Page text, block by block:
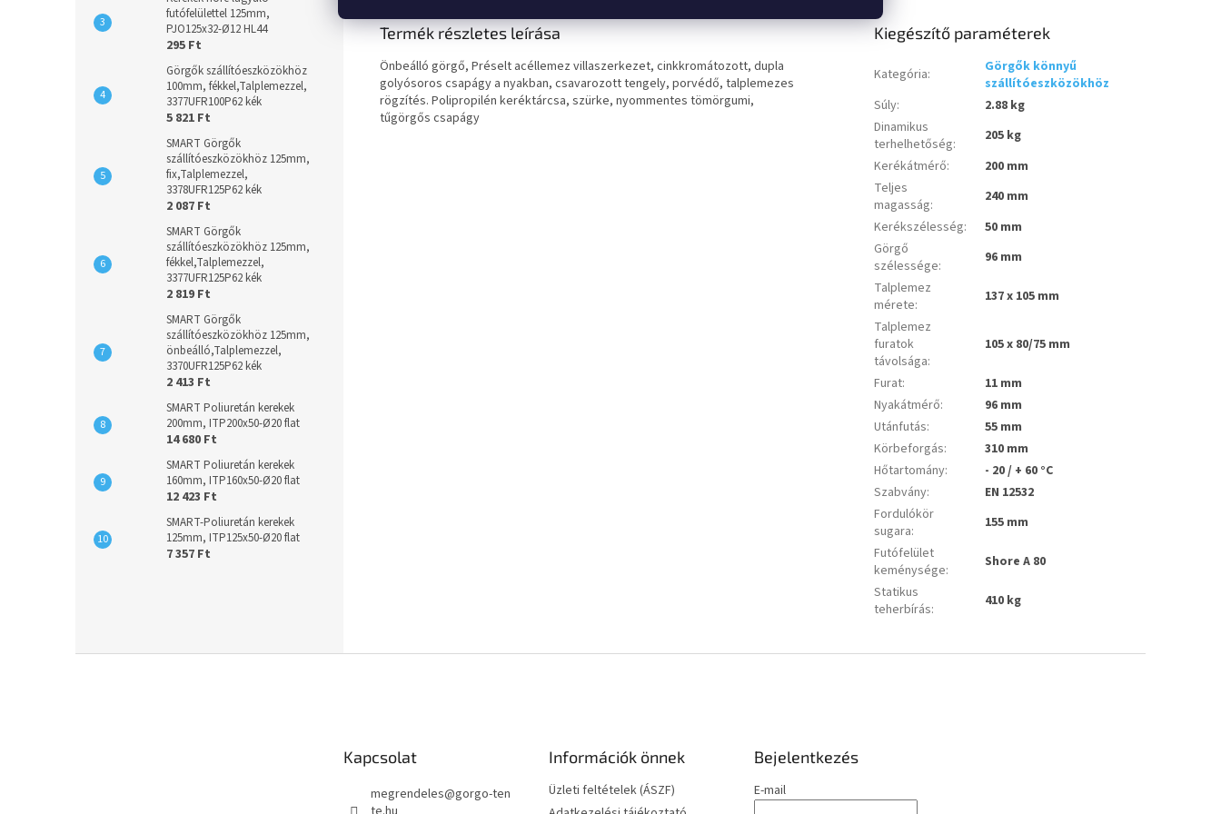
futófelülettel 125mm,
PJO125x32-Ø12 HL44
295 Ft
Görgők szállítóeszközökhöz
100mm, fékkel,Talplemezzel,
3377UFR100P62 kék
5 821 Ft
SMART Görgők
szállítóeszközökhöz 125mm,
fix,Talplemezzel,
3378UFR125P62 kék
2 087 Ft
SMART Görgők
szállítóeszközökhöz 125mm,
fékkel,Talplemezzel,
3377UFR125P62 kék
2 819 Ft
SMART Görgők
szállítóeszközökhöz 125mm,
önbeálló,Talplemezzel,
3370UFR125P62 kék
2 413 Ft
SMART Poliuretán kerekek
200mm, ITP200x50-Ø20 flat
14 680 Ft
SMART Poliuretán kerekek
160mm, ITP160x50-Ø20 flat
12 423 Ft
SMART-Poliuretán kerekek
125mm, ITP125x50-Ø20 flat
7 357 Ft
Termék részletes leírása
Önbeálló görgő, Préselt acéllemez villaszerkezet, cinkkromátozott, dupla
golyósoros csapágy a nyakban, csavarozott tengely, porvédő, talplemezes
rögzítés. Polipropilén keréktárcsa, szürke, nyommentes tömörgumi,
tűgörgős csapágy
Kiegészítő paraméterek
Kategória:
Görgők könnyű
szállítóeszközökhöz
Súly:
2.88 kg
Dinamikus
terhelhetőség:
205 kg
Kerékátmérő:
200 mm
Teljes
magasság:
240 mm
Kerékszélesség:
50 mm
Görgő
szélessége:
96 mm
Talplemez
mérete:
137 x 105 mm
Talplemez
furatok
távolsága:
105 x 80/75 mm
Furat:
11 mm
Nyakátmérő:
96 mm
Utánfutás:
55 mm
Körbeforgás:
310 mm
Hőtartomány:
- 20 / + 60 °C
Szabvány:
EN 12532
Fordulókör
sugara:
155 mm
Futófelület
keménysége:
Shore A 80
Statikus
teherbírás: 410 kg
Kapcsolat
megrendeles@gorgo-ten
Információk önnek
Üzleti feltételek (ÁSZF)
Bejelentkezés
E-mail